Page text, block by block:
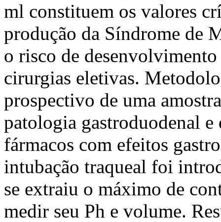
ml constituem os valores
produção da Síndrome de
o risco de
cirurgias eletivas.
prospectivo de uma
patologia gastroduodenal e
fármacos com efeitos
intubação traqueal foi
se extraiu o máximo de
medir seu Ph e volume.